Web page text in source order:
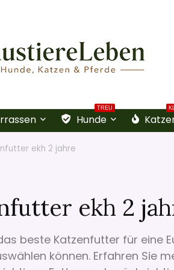
TREU
Hunde
ekh 2 jahre
ekh 2
beste Katzenfutter für eine
können. Erfahren Sie